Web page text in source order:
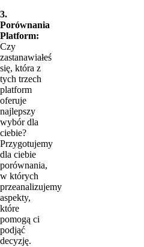
3.
Porównania
Platform:
Czy
zastanawiałeś
się, która z
tych trzech
platform
oferuje
najlepszy
wybór dla
ciebie?
Przygotujemy
dla ciebie
porównania,
w których
przeanalizujemy
aspekty,
które
pomogą ci
podjąć
decyzję.